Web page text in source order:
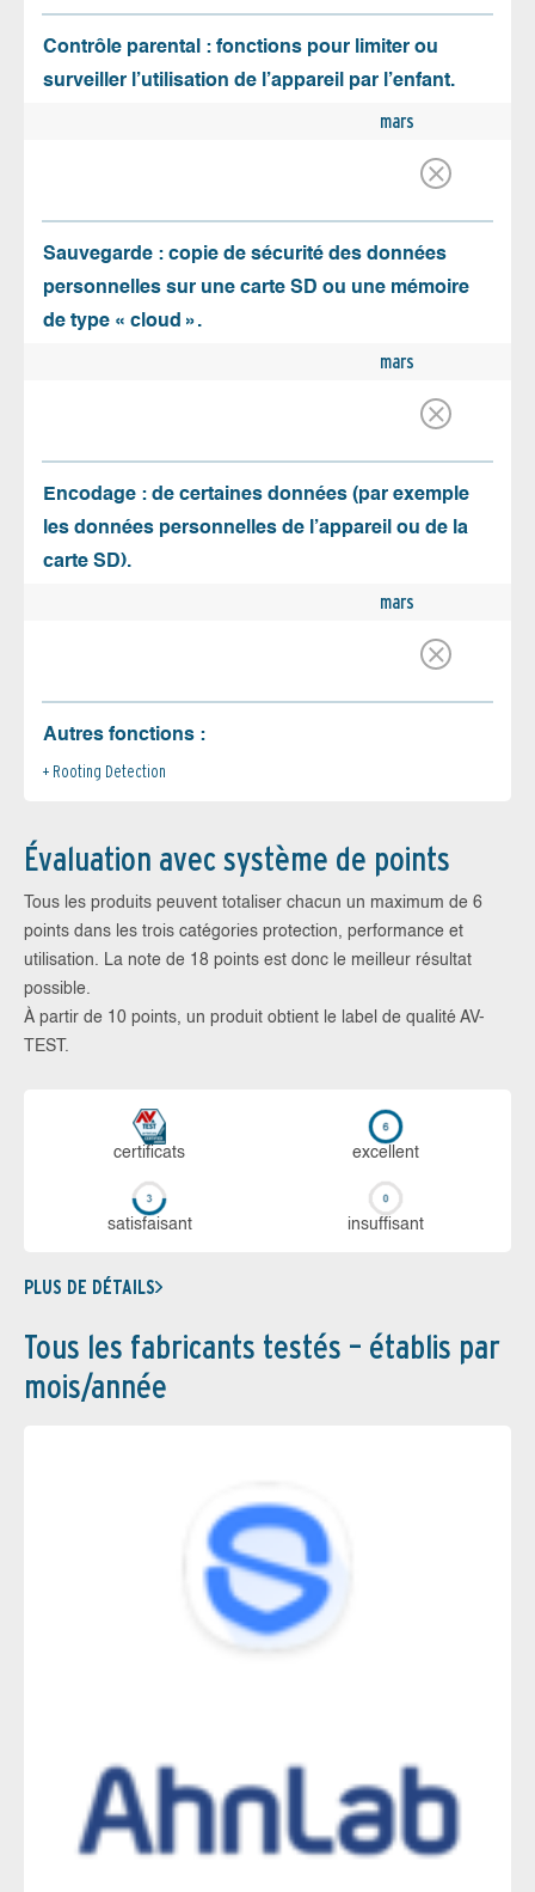
Contrôle parental : fonctions pour limiter ou
surveiller l’utilisation de l’appareil par l’enfant.
mars
Sauvegarde : copie de sécurité des données
personnelles sur une carte SD ou une mémoire
de type « cloud ».
mars
Encodage : de certaines données (par exemple
les données personnelles de l’appareil ou de la
carte SD).
mars
Autres fonctions :
Rooting Detection
Évaluation avec système de points
Tous les produits peuvent totaliser chacun un maximum de 6
points dans les trois catégories protection, performance et
utilisation. La note de 18 points est donc le meilleur résultat
possible.
À partir de 10 points, un produit obtient le label de qualité AV-
TEST.
certi­ficats ex­cellent
sa­tis­fai­sant in­suf­fi­sant
PLUS DE DÉTAILS
Tous les fabricants testés – établis par
mois/année